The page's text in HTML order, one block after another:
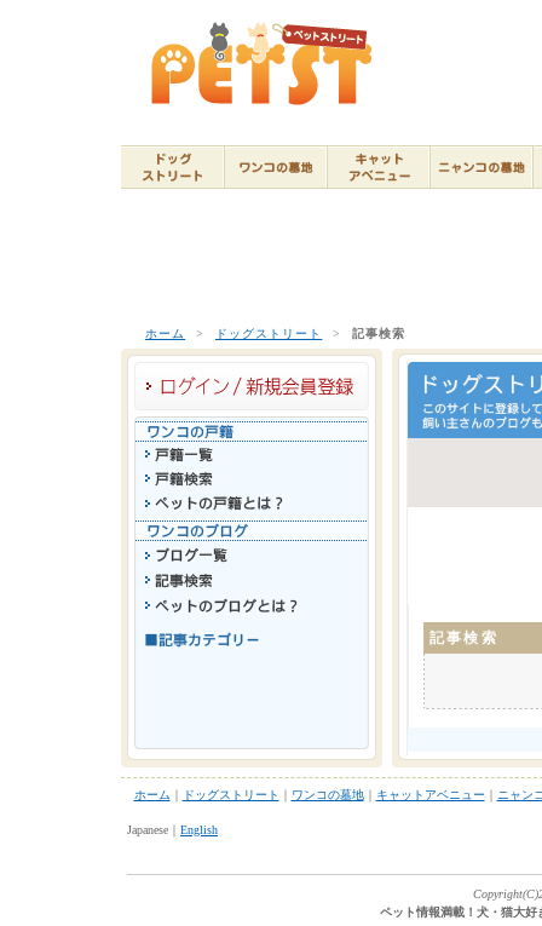
ホーム > ドッグストリート > 記事検索
記事検索
ホーム ｜ ドッグストリート ｜ ワンコの墓地｜ キャットアベニュー ｜ ニャン
Japanese｜ English
ペット情報満載！犬・猫大